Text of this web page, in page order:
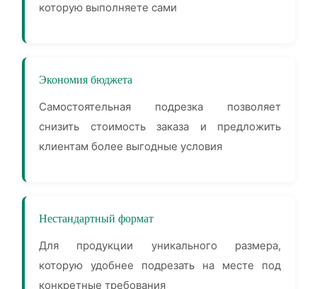
которую выполняете сами
Экономия бюджета
Самостоятельная подрезка позволяет
снизить стоимость заказа и предложить
клиентам более выгодные условия
Нестандартный формат
Для продукции уникального размера,
которую удобнее подрезать на месте под
конкретные требования